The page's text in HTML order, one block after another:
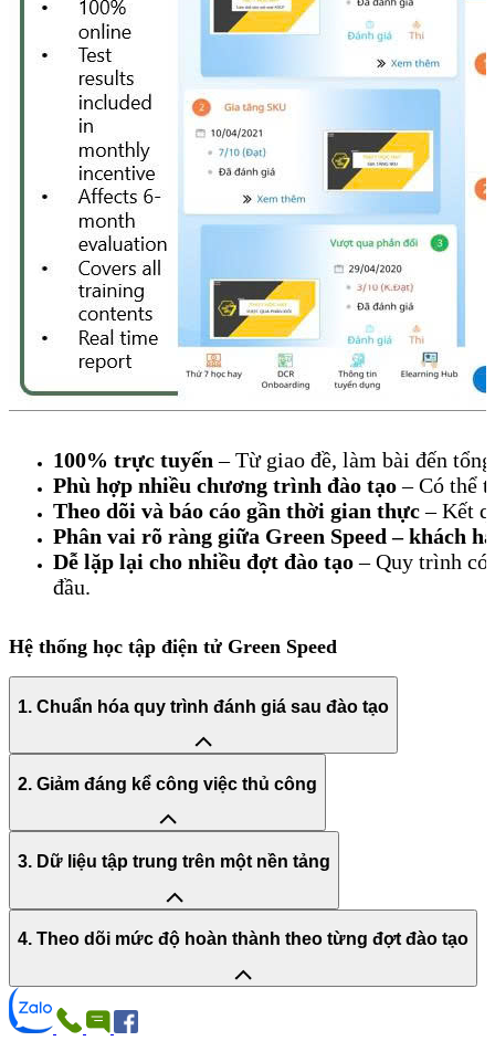
100% trực tuyến – Từ giao đề, làm bài đến
Phù hợp nhiều chương trình đào tạo– Có thể
Theo dõi và báo cáo gần thời gian thực– Kết
Phân vai rõ ràng giữa Green Speed – khách
Dễ lặp lại cho nhiều đợt đào tạo– Quy trình có
đầu.
Hệ thống học tập điện tử Green Speed
1. Chuẩn hóa quy trình đánh giá sau đào tạo
2. Giảm đáng kể công việc thủ công
3. Dữ liệu tập trung trên một nền tảng
4. Theo dõi mức độ hoàn thành theo từng đợt đào tạo